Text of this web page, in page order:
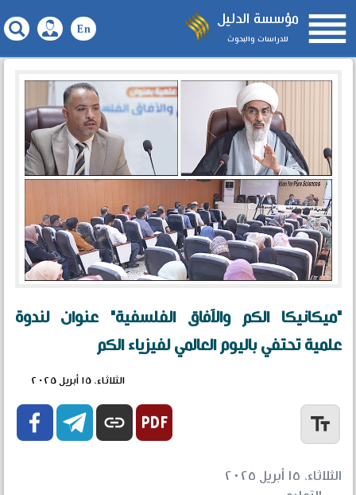
مؤسسة الدليل
للدراسات والبحوث 
"ميكانيكا الكم والآفاق الفلسفية" عنوان لندوة
علمية تحتفي باليوم العالمي لفيزياء الكم
الثلاثاء، ١٥ أبريل ٢٠٢٥
  link text_fields
الثلاثاء، ١٥ أبريل ٢٠٢٥